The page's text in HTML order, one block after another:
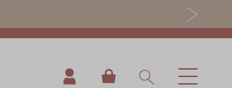
我的購物車